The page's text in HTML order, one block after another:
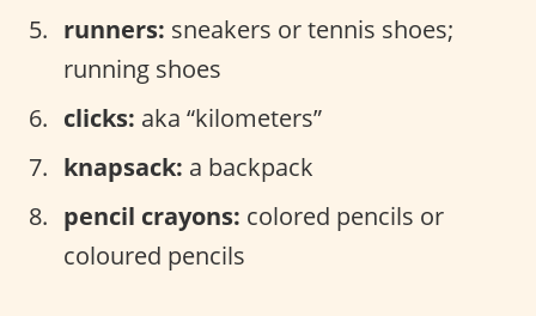
runners: sneakers or tennis shoes;
running shoes
clicks: aka “kilometers”
knapsack: a backpack
pencil crayons: colored pencils or
coloured pencils